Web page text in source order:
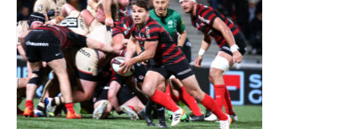
nouvelle fois fait tomber Toulouse? –
RMC Sport